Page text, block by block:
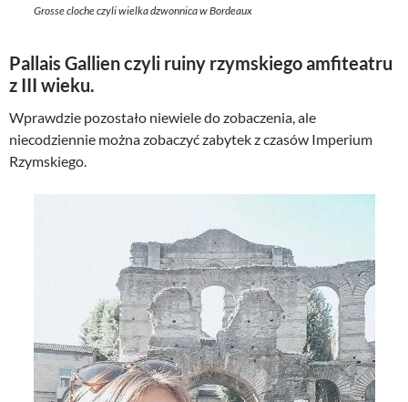
Grosse cloche czyli wielka dzwonnica w Bordeaux
Pallais Gallien czyli ruiny rzymskiego amfiteatru
z III wieku.
Wprawdzie pozostało niewiele do zobaczenia, ale
niecodziennie można zobaczyć zabytek z czasów Imperium
Rzymskiego.